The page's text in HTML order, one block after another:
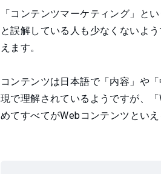
「コンテンツマーケティング」と
と誤解している人も少なくないよ
えます。
コンテンツは日本語で「内容」や
現で理解されているようですが、
めてすべてがWebコンテンツといえ